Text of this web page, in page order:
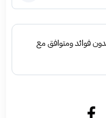
فوائد ومتوافق مع